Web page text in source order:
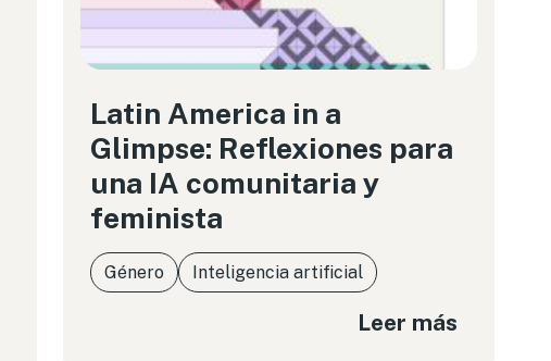
Latin America in a
Glimpse: Reflexiones para
una IA comunitaria y
feminista
Género Inteligencia artificial
Leer más